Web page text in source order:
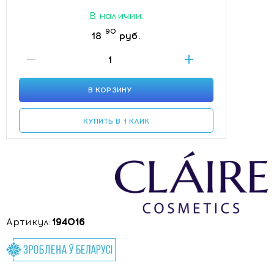
В наличии.
18 90 руб.
В КОРЗИНУ
КУПИТЬ В 1 КЛИК
Артикул:194016